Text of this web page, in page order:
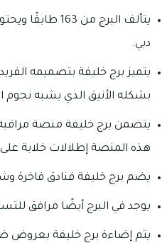
يتألف البرج
دبي.
يتميز برج خليفة بتصميمه
بشكله الأنيق الذي يشبه نجوم
هذه المنصة إطلالات خلابة على
يضم برج خليفة فنادق فاخرة
يوجد في البرج أيضًا مرافق
يتم إضاءة برج خليفة بعروض